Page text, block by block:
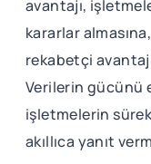
avantajı,
kararlar
rekabetçi
Verilerin gücünü
işletmelerin
akıllıca yanıt